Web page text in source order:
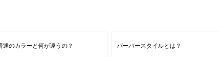
のカラーと何が違うの？ バーバースタイルとは？